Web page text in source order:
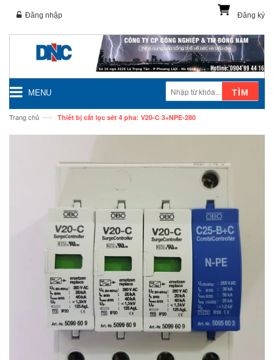
Đăng ký
Đăng nhập
MENU TÌM
Trang chủ —› Thiết bị cắt lọc sét 4 pha: V20-C 3+NPE-280